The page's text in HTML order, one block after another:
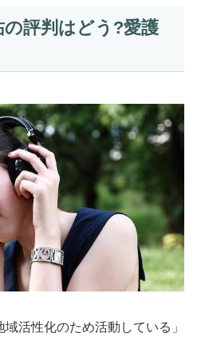
評判はどう?愛護
活性化のため活動している」